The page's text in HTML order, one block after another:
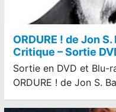
ORDURE ! de Jon S.
Critique – Sortie
Sortie en DVD et Blu-
ORDURE ! de Jon S.